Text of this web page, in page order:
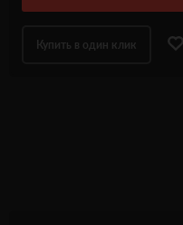
Купить в один клик